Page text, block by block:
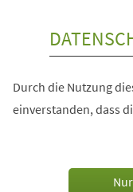
Durch die Nutzung
einverstanden, dass